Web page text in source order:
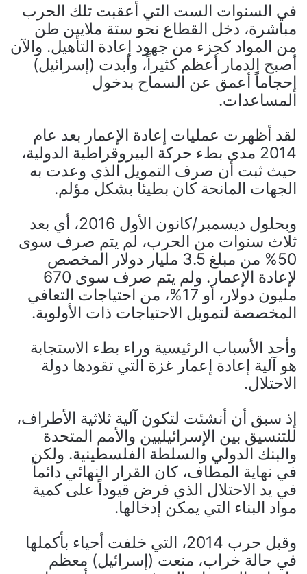
في السنوات الست التي أعقبت تلك الحرب
مباشرة، دخل القطاع نحو ستة ملايين طن
من المواد كجزء من جهود إعادة التأهيل. والآن
أصبح الدمار أعظم كثيراً، وأبدت (إسرائيل)
إحجاماً أعمق عن السماح بدخول
المساعدات.
لقد أظهرت عمليات إعادة الإعمار بعد عام
2014 مدى بطء حركة البيروقراطية الدولية،
حيث ثبت أن صرف التمويل الذي وعدت به
الجهات المانحة كان بطيئا بشكل مؤلم.
وبحلول ديسمبر/كانون الأول 2016، أي بعد
ثلاث سنوات من الحرب، لم يتم صرف سوى
50% من مبلغ 3.5 مليار دولار المخصص
لإعادة الإعمار. ولم يتم صرف سوى 670
مليون دولار، أو 17%، من احتياجات التعافي
المخصصة لتمويل الاحتياجات ذات الأولوية.
وأحد الأسباب الرئيسية وراء بطء الاستجابة
هو آلية إعادة إعمار غزة التي تقودها دولة
الاحتلال.
إذ سبق أن أنشئت لتكون آلية ثلاثية الأطراف،
للتنسيق بين الإسرائيليين والأمم المتحدة
والبنك الدولي والسلطة الفلسطينية. ولكن
في نهاية المطاف، كان القرار النهائي دائماً
في يد الاحتلال الذي فرض قيوداً على كمية
مواد البناء التي يمكن إدخالها.
وقبل حرب 2014، التي خلفت أحياء بأكملها
في حالة خراب، منعت (إسرائيل) معظم